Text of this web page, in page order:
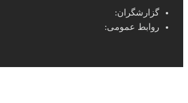
گزارشگران:
روابط عمومی: